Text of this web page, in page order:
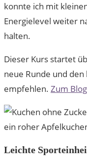
konnte ich mit
Energielevel weiter
halten.
Dieser Kurs startet
neue Runde und
empfehlen. Zum
ein roher
Leichte